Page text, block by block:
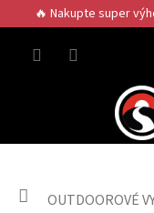
na
obsah
🔥 Nakupte super
Domů
OUTDOOROVÉ